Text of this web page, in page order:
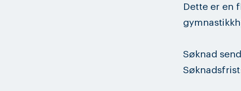
Dette er en
Søknad